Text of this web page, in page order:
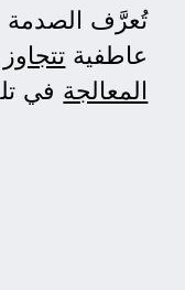
تُعرَّف الصدمة
عاطفية
المعالجة في